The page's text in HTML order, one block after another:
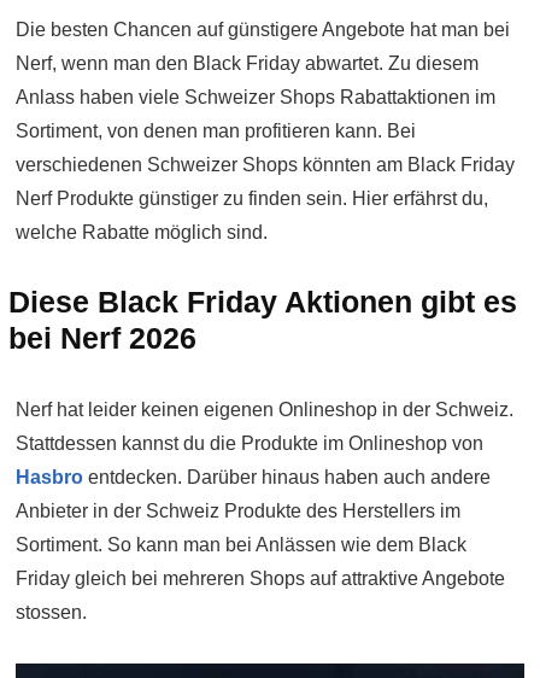
Die besten Chancen auf günstigere Angebote hat man bei
Nerf, wenn man den Black Friday abwartet. Zu diesem
Anlass haben viele Schweizer Shops Rabattaktionen im
Sortiment, von denen man profitieren kann. Bei
verschiedenen Schweizer Shops könnten am Black Friday
Nerf Produkte günstiger zu finden sein. Hier erfährst du,
welche Rabatte möglich sind.
Diese Black Friday Aktionen gibt es
bei Nerf 2026
Nerf hat leider keinen eigenen Onlineshop in der Schweiz.
Stattdessen kannst du die Produkte im Onlineshop von
Hasbro entdecken. Darüber hinaus haben auch andere
Anbieter in der Schweiz Produkte des Herstellers im
Sortiment. So kann man bei Anlässen wie dem Black
Friday gleich bei mehreren Shops auf attraktive Angebote
stossen.